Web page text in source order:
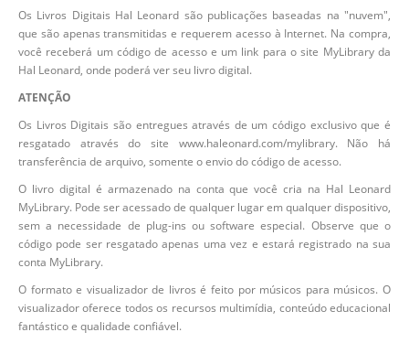
Os Livros Digitais Hal Leonard são publicações baseadas na "nuvem",
que são apenas transmitidas e requerem acesso à Internet. Na compra,
você receberá um código de acesso e um link para o site MyLibrary da
Hal Leonard, onde poderá ver seu livro digital.
ATENÇÃO
Os Livros Digitais são entregues através de um código exclusivo que é
resgatado através do site www.haleonard.com/mylibrary. Não há
transferência de arquivo, somente o envio do código de acesso.
O livro digital é armazenado na conta que você cria na Hal Leonard
MyLibrary. Pode ser acessado de qualquer lugar em qualquer dispositivo,
sem a necessidade de plug-ins ou software especial. Observe que o
código pode ser resgatado apenas uma vez e estará registrado na sua
conta MyLibrary.
O formato e visualizador de livros é feito por músicos para músicos. O
visualizador oferece todos os recursos multimídia, conteúdo educacional
fantástico e qualidade confiável.